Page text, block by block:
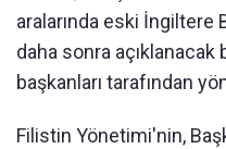
aralarında eski İngiltere
daha sonra
başkanları tarafından
Filistin Yönetimi'nin,